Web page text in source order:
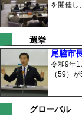
を開催
選挙
尾脇市
令和9年1
（59）
グローバル